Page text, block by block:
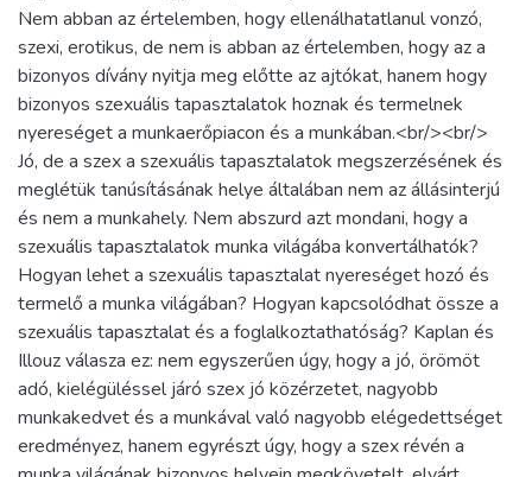
Nem abban az értelemben, hogy ellenálhatatlanul vonzó,
szexi, erotikus, de nem is abban az értelemben, hogy az a
bizonyos dívány nyitja meg előtte az ajtókat, hanem hogy
bizonyos szexuális tapasztalatok hoznak és termelnek
nyereséget a munkaerőpiacon és a munkában.<br/><br/>
Jó, de a szex a szexuális tapasztalatok megszerzésének és
meglétük tanúsításának helye általában nem az állásinterjú
és nem a munkahely. Nem abszurd azt mondani, hogy a
szexuális tapasztalatok munka világába konvertálhatók?
Hogyan lehet a szexuális tapasztalat nyereséget hozó és
termelő a munka világában? Hogyan kapcsolódhat össze a
szexuális tapasztalat és a foglalkoztathatóság? Kaplan és
Illouz válasza ez: nem egyszerűen úgy, hogy a jó, örömöt
adó, kielégüléssel járó szex jó közérzetet, nagyobb
munkakedvet és a munkával való nagyobb elégedettséget
eredményez, hanem egyrészt úgy, hogy a szex révén a